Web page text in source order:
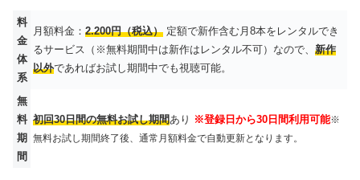
料
金
体
系
月額料金： 2.200円（税込） 定額で新作含む月8本をレンタルでき
るサービス（※無料期間中は新作はレンタル不可）なので、 新作
以外であればお試し期間中でも視聴可能。
無
料
期
間
初回30日間の無料お試し期間あり ※登録日から30日間利用可能※
無料お試し期間終了後、通常月額料金で自動更新となります。